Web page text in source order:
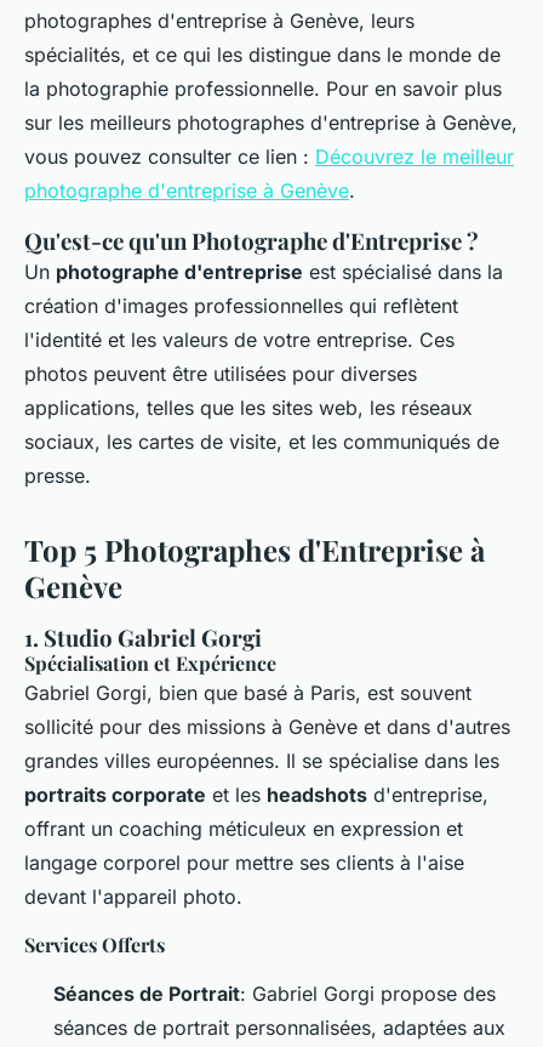
photographes d'entreprise à Genève, leurs
spécialités, et ce qui les distingue dans le monde de
la photographie professionnelle. Pour en savoir plus
sur les meilleurs photographes d'entreprise à Genève,
vous pouvez consulter ce lien : Découvrez le meilleur
photographe d'entreprise à Genève.
Qu'est-ce qu'un Photographe d'Entreprise ?
Un photographe d'entreprise est spécialisé dans la
création d'images professionnelles qui reflètent
l'identité et les valeurs de votre entreprise. Ces
photos peuvent être utilisées pour diverses
applications, telles que les sites web, les réseaux
sociaux, les cartes de visite, et les communiqués de
presse.
Top 5 Photographes d'Entreprise à
Genève
1. Studio Gabriel Gorgi
Spécialisation et Expérience
Gabriel Gorgi, bien que basé à Paris, est souvent
sollicité pour des missions à Genève et dans d'autres
grandes villes européennes. Il se spécialise dans les
portraits corporate et les headshots d'entreprise,
offrant un coaching méticuleux en expression et
langage corporel pour mettre ses clients à l'aise
devant l'appareil photo.
Services Offerts
Séances de Portrait: Gabriel Gorgi propose des
séances de portrait personnalisées, adaptées aux